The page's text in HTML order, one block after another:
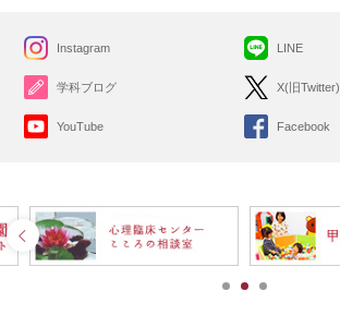
Instagram
学科ブログ
YouTube
LINE
X(旧Twitter)
Facebook